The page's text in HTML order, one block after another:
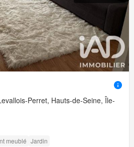
Perret, Hauts-de-Seine, Île-
meublé Jardin